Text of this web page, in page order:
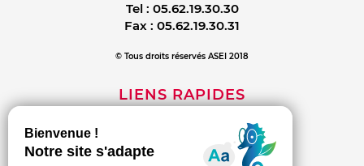
Tel : 05.62.19.30.30
Fax : 05.62.19.30.31
© Tous droits réservés ASEI 2018
LIENS RAPIDES